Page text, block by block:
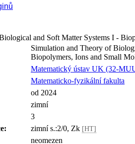
and Soft Matter Systems I -
Simulation and Theory of
Biopolymers, Ions and Small
Matematický ústav UK (32-
Matematicko-fyzikální fakulta
od 2024
zimní
3
zimní s.:2/0, Zk [HT]
neomezen